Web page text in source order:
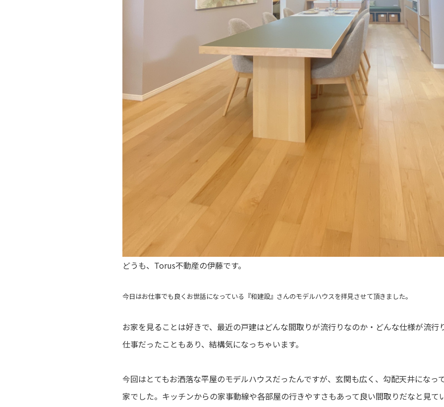
どうも、Torus不動産の伊藤です。
今日はお仕事でも良くお世話になっている『和建設』さんのモデルハウスを拝見させて頂きました。
お家を見ることは好きで、最近の戸建はどんな間取りが流行りなのか・どんな仕様が流行
仕事だったこともあり、結構気になっちゃいます。
今回はとてもお洒落な平屋のモデルハウスだったんですが、玄関も広く、勾配天井になっ
家でした。キッチンからの家事動線や各部屋の行きやすさもあって良い間取りだなと見て